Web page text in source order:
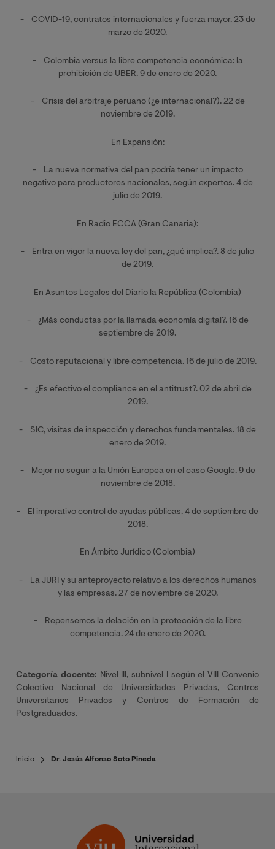
- COVID-19, contratos internacionales y fuerza mayor. 23 de
marzo de 2020.
- Colombia versus la libre competencia económica: la
prohibición de UBER. 9 de enero de 2020.
- Crisis del arbitraje peruano (¿e internacional?). 22 de
noviembre de 2019.
En Expansión:
- La nueva normativa del pan podría tener un impacto
negativo para productores nacionales, según expertos. 4 de
julio de 2019.
En Radio ECCA (Gran Canaria):
- Entra en vigor la nueva ley del pan, ¿qué implica?. 8 de julio
de 2019.
En Asuntos Legales del Diario la República (Colombia)
- ¿Más conductas por la llamada economía digital?. 16 de
septiembre de 2019.
- Costo reputacional y libre competencia. 16 de julio de 2019.
- ¿Es efectivo el compliance en el antitrust?. 02 de abril de
2019.
- SIC, visitas de inspección y derechos fundamentales. 18 de
enero de 2019.
- Mejor no seguir a la Unión Europea en el caso Google. 9 de
noviembre de 2018.
- El imperativo control de ayudas públicas. 4 de septiembre de
2018.
En Ámbito Jurídico (Colombia)
- La JURI y su anteproyecto relativo a los derechos humanos
y las empresas. 27 de noviembre de 2020.
- Repensemos la delación en la protección de la libre
competencia. 24 de enero de 2020.
Categoría docente: Nivel III, subnivel I según el VIII Convenio
Colectivo Nacional de Universidades Privadas, Centros
Universitarios Privados y Centros de Formación de
Postgraduados.
Inicio Dr. Jesús Alfonso Soto Pineda